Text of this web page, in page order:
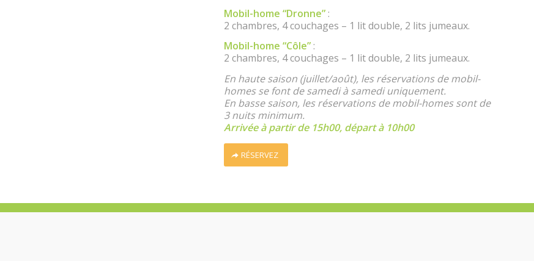
Mobil-home “Dronne” :
2 chambres, 4 couchages – 1 lit double, 2 lits jumeaux.
Mobil-home “Côle” :
2 chambres, 4 couchages – 1 lit double, 2 lits jumeaux.
En haute saison (juillet/août), les réservations de mobil-
homes se font de samedi à samedi uniquement.
En basse saison, les réservations de mobil-homes sont de
3 nuits minimum.
Arrivée à partir de 15h00, départ à 10h00
RÉSERVEZ